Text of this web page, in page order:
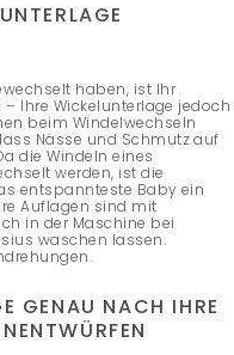
haben, ist Ihr
Ihre Wickelunterlage jedoch
beim Windelwechseln
Nässe und Schmutz auf
die Windeln eines
werden, ist die
entspannteste Baby ein
Auflagen sind mit
in der Maschine bei
waschen lassen.
GENAU NACH IHRE